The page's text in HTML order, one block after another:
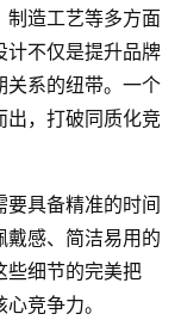
制造工艺等多方面
计不仅是提升品牌
关系的纽带。一个
出，打破同质化竞
要具备精准的时间
感、简洁易用的
些细节的完美把
竞争力。